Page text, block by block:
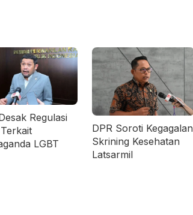
Regulasi
LGBT
DPR Soroti Kegagalan
Skrining Kesehatan
Latsarmil